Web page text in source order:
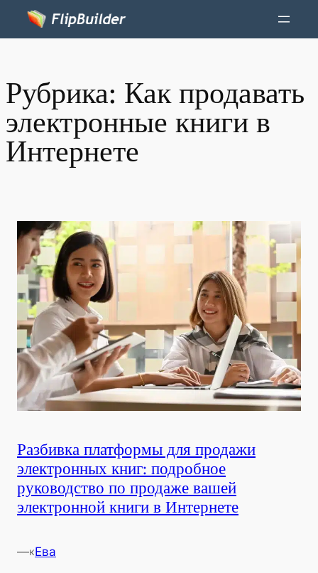
Рубрика: Как продавать
электронные книги в
Интернете
Разбивка платформы для продажи
электронных книг: подробное
руководство по продаже вашей
электронной книги в Интернете
—кЕва